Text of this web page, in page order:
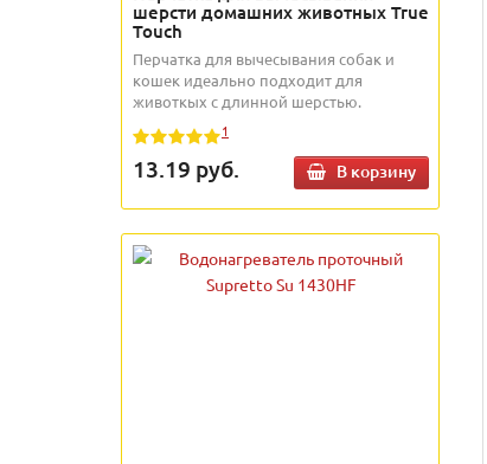
шерсти домашних животных True
Touch
Перчатка для вычесывания собак и
кошек идеально подходит для
животкых с длинной шерстью.
1
13.19 руб. В корзину